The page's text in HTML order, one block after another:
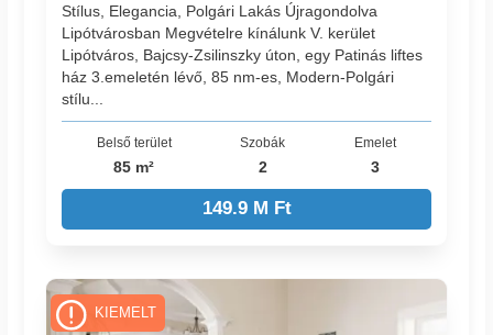
Stílus, Elegancia, Polgári Lakás Újragondolva
Lipótvárosban Megvételre kínálunk V. kerület
Lipótváros, Bajcsy-Zsilinszky úton, egy Patinás liftes
ház 3.emeletén lévő, 85 nm-es, Modern-Polgári
stílu...
Belső terület
85 m²
Szobák
2
Emelet
3
149.9 M Ft
KIEMELT